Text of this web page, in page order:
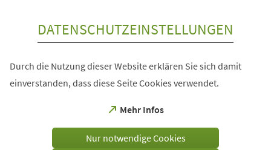
DATENSCHUTZEINSTELLUNGEN
Durch die Nutzung dieser Website erklären Sie sich damit
einverstanden, dass diese Seite Cookies verwendet.
Mehr Infos
(Öffnet
einem
Nur notwendige Cookies